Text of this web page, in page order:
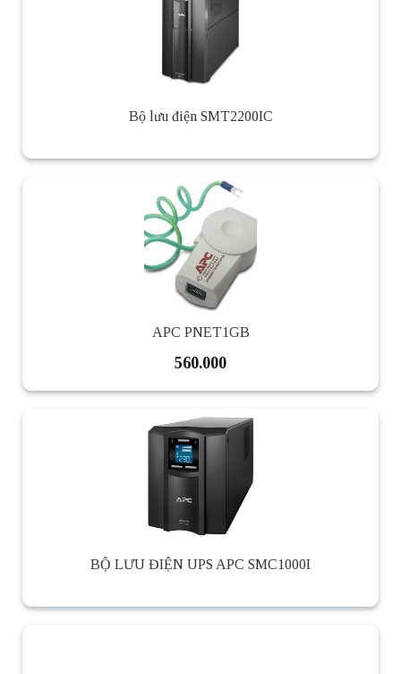
Bộ lưu điện SMT2200IC
APC PNET1GB
560.000
BỘ LƯU ĐIỆN UPS APC SMC1000I